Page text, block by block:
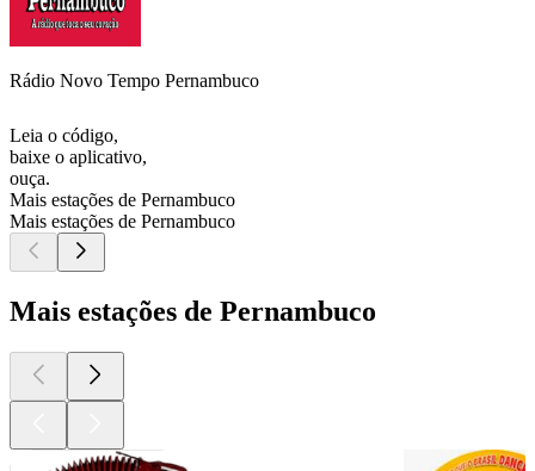
Rádio Novo Tempo Pernambuco
Leia o código,
baixe o aplicativo,
ouça.
Mais estações de Pernambuco
Mais estações de Pernambuco
Mais estações de Pernambuco